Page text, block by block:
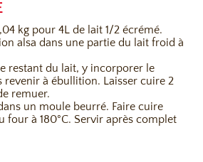
kg pour 4L de lait 1/2 écrémé.
alsa dans une partie du lait froid à
restant du lait, y incorporer le
revenir à ébullition. Laisser cuire 2
remuer.
un moule beurré. Faire cuire
four à 180°C. Servir après complet